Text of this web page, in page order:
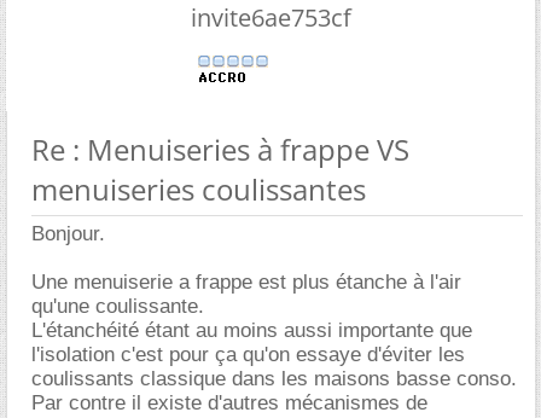
invite6ae753cf
Re : Menuiseries à frappe VS
menuiseries coulissantes
Bonjour.
Une menuiserie a frappe est plus étanche à l'air
qu'une coulissante.
L'étanchéité étant au moins aussi importante que
l'isolation c'est pour ça qu'on essaye d'éviter les
coulissants classique dans les maisons basse conso.
Par contre il existe d'autres mécanismes de